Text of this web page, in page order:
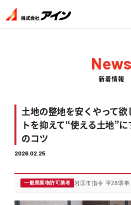
News
新着情報
土地の整地を安くやって
トを抑えて“使える土地”
のコツ
2026.02.25
一般廃棄物許可業者 岩国市指令 平28環